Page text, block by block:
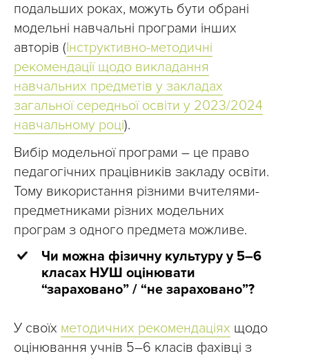
подальших роках, можуть бути обрані
модельні навчальні програми інших
авторів (Інструктивно-методичні
рекомендації щодо викладання
навчальних предметів у закладах
загальної середньої освіти у 2023/2024
навчальному році).
Вибір модельної програми – це право
педагогічних працівників закладу освіти.
Тому використання різними вчителями-
предметниками різних модельних
програм з одного предмета можливе.
Чи можна фізичну культуру у 5–6
класах НУШ оцінювати
“зараховано” / “не зараховано”?
У своїх методичних рекомендаціях щодо
оцінювання учнів 5–6 класів фахівці з